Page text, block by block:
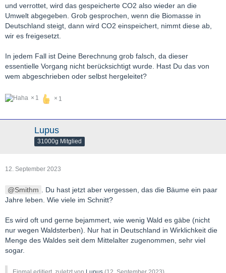
und verrottet, wird das gespeicherte CO2 also wieder an die
Umwelt abgegeben. Grob gesprochen, wenn die Biomasse in
Deutschland steigt, dann wird CO2 einspeichert, nimmt diese ab,
wir es freigesetzt.
In jedem Fall ist Deine Berechnung grob falsch, da dieser
essentielle Vorgang nicht berücksichtigt wurde. Hast Du das von
wem abgeschrieben oder selbst hergeleitet?
1 1
Lupus
31000g Mitglied
12. September 2023
Smithm
. Du hast jetzt aber vergessen, das die Bäume ein paar
Jahre leben. Wie viele im Schnitt?
Es wird oft und gerne bejammert, wie wenig Wald es gäbe (nicht
nur wegen Waldsterben). Nur hat in Deutschland in Wirklichkeit die
Menge des Waldes seit dem Mittelalter zugenommen, sehr viel
sogar.